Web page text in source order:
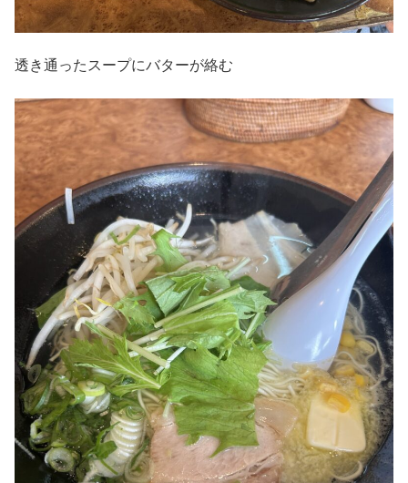
透き通ったスープにバターが絡む